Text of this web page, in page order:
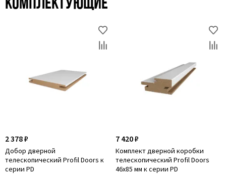
2 378 ₽
Добор дверной
телескопический Profil Doors к
серии PD
7 420 ₽
Комплект дверной коробки
телескопический Profil Doors
46x85 мм к серии PD